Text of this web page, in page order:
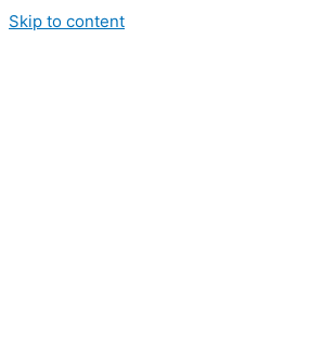
Skip to content